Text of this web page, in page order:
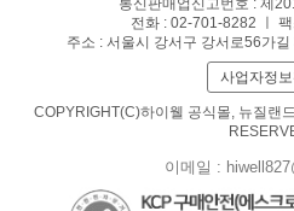
통신판매업신고번호 : 제
전화 : 02-701-8282 ㅣ
주소 : 서울시 강서구 강서로56가
사업자정보
COPYRIGHT(C)하이웰 공식몰, 뉴질랜
이메일 :